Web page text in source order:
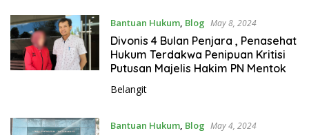
Bantuan Hukum, Blog May 8, 2024
Divonis 4 Bulan Penjara , Penasehat
Hukum Terdakwa Penipuan Kritisi
Putusan Majelis Hakim PN Mentok
Belangit
Bantuan Hukum, Blog May 4, 2024